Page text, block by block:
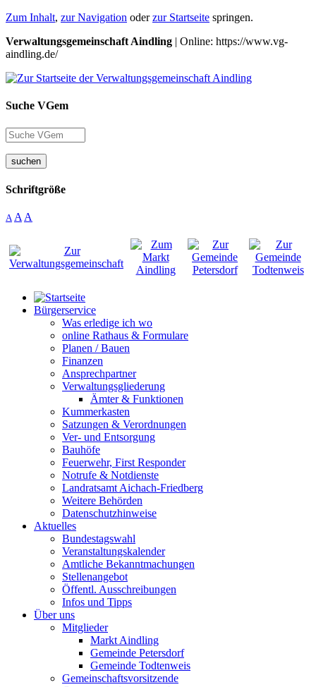
Zum Inhalt, zur Navigation oderzur Startseite springen.
Verwaltungsgemeinschaft Aindling | Online: https://www.vg-
aindling.de/
Suche VGem
suchen
Schriftgröße
A A A
Bürgerservice
Was erledige ich wo
online Rathaus & Formulare
Planen / Bauen
Finanzen
Ansprechpartner
Verwaltungsgliederung
Ämter & Funktionen
Kummerkasten
Satzungen & Verordnungen
Ver- und Entsorgung
Bauhöfe
Feuerwehr, First Responder
Notrufe & Notdienste
Landratsamt Aichach-Friedberg
Weitere Behörden
Datenschutzhinweise
Aktuelles
Bundestagswahl
Veranstaltungskalender
Amtliche Bekanntmachungen
Stellenangebot
Öffentl. Ausschreibungen
Infos und Tipps
Über uns
Mitglieder
Markt Aindling
Gemeinde Petersdorf
Gemeinde Todtenweis
Gemeinschaftsvorsitzende